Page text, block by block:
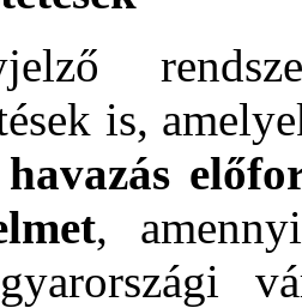
is,
,